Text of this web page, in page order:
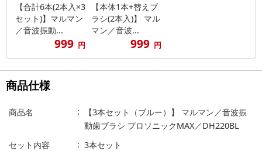
【合計6本(2本入×3
セット)】マルマン
／音波振動...
999 円
【本体1本+替えブ
ラシ(2本入)】 マル
マン／音波...
999 円
商品仕様
商品名
【3本セット（ブルー）】 マルマン／音波振
動歯ブラシ プロソニックMAX／DH220BL
セット内容
3本セット